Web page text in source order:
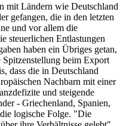
mit Ländern wie Deutschland
gefangen, die in den letzten
und vor allem die
steuerlichen Entlastungen
haben ein Übriges getan,
Spitzenstellung beim Export
dass die in Deutschland
Nachbarn mit einer
und steigende
- Griechenland, Spanien,
logische Folge. "Die